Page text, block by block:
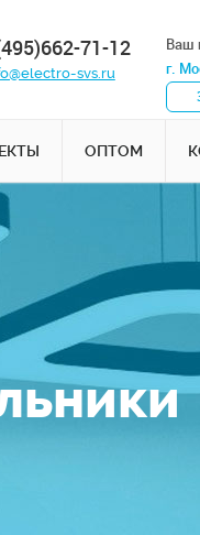
71-12
svs.ru
Ваш
г.
ОПТОМ